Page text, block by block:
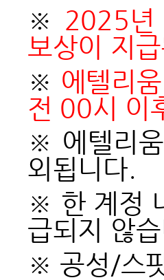
※ 2025
보상이 지
※ 에텔리
전 00시 이
※ 에텔리
외됩니다.
※ 한 계정
급되지 않
※ 공성/스